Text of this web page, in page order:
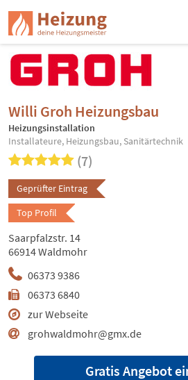
Willi Groh Heizungsbau
Heizungsinstallation
Installateure, Heizungsbau, Sanitärtechnik
(7)
Geprüfter Eintrag
Top Profil
06373 9386
06373 6840
zur Webseite
grohwaldmohr@gmx.de
Saarpfalzstr. 14
66914 Waldmohr
Gratis Angebot